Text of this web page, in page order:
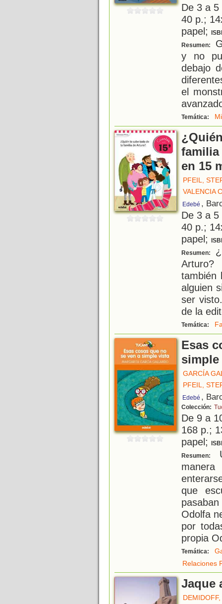
De 3 a
40 p.;
papel;
Resumen:
y no
debajo
el
Temática:
familia
en 15
PFEIL,
VALENCIA
Edebé ,
De 3 a
40 p.;
papel;
Resumen:
también
alguien
ser
de la
Temática:
Esas
simple
GARCÍA
PFEIL,
Edebé ,
Colección:
De 9 a
168 p.;
papel;
Resumen:
que
Odolfa
por
propia
Temática:
Relaciones
Jaque